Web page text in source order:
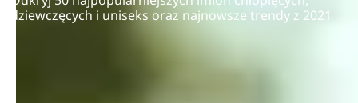
dziewczęcych i uniseks oraz najnowsze trendy z 2021